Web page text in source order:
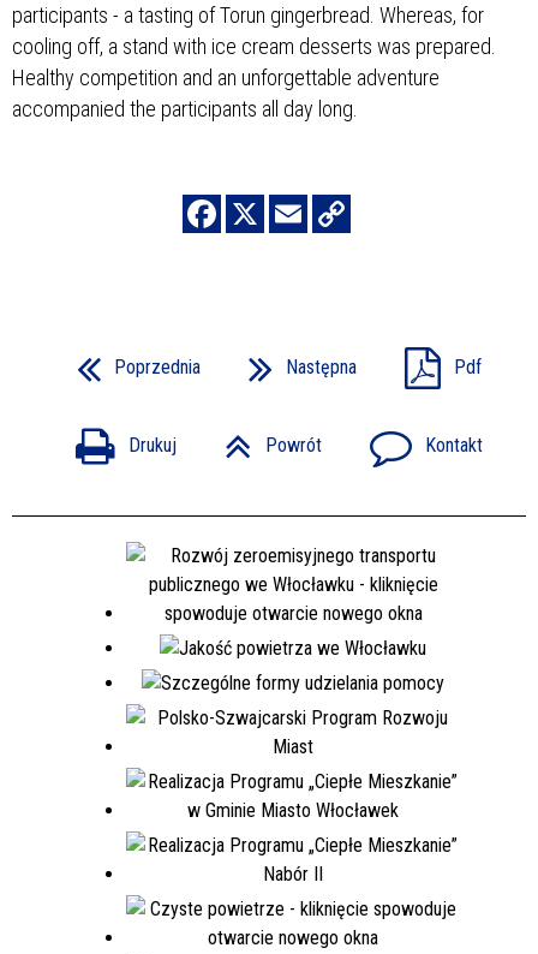
participants - a tasting of Torun gingerbread. Whereas, for
cooling off, a stand with ice cream desserts was prepared.
Healthy competition and an unforgettable adventure
accompanied the participants all day long.
Poprzednia Następna Pdf
Drukuj Powrót Kontakt